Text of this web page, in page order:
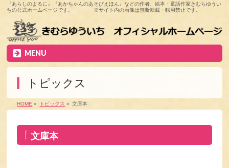
『あらしのよるに』『あかちゃんのあそびえほん』などの作者、絵本・童話作家きむらゆうい
ちの公式ホームページです。 ※サイト内の画像は無断転載・転用禁止です。
MENU
トピックス
HOME » トピックス » 文庫本
文庫本